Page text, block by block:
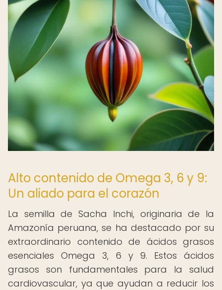
Alto contenido de Omega 3, 6 y 9:
Un aliado para el corazón
La semilla de Sacha Inchi, originaria de la
Amazonía peruana, se ha destacado por su
extraordinario contenido de ácidos grasos
esenciales Omega 3, 6 y 9. Estos ácidos
grasos son fundamentales para la salud
cardiovascular, ya que ayudan a reducir los